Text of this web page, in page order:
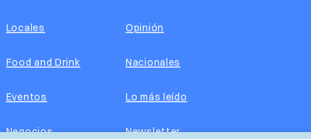
Locales
Food and Drink
Eventos
Negocios
Opinión
Nacionales
Lo más leído
Newsletter